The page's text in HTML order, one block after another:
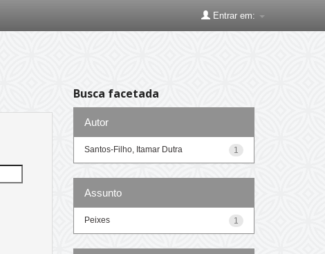
Entrar em:
Busca facetada
Autor
1
Santos-Filho, Itamar Dutra
Assunto
1
Peixes